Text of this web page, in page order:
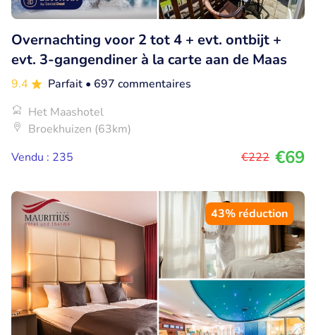
Overnachting voor 2 tot 4 + evt. ontbijt +
evt. 3-gangendiner à la carte aan de Maas
9.4 Parfait • 697 commentaires
Het Maashotel
Broekhuizen (63km)
Vendu : 235
€222 €69
43% réduction